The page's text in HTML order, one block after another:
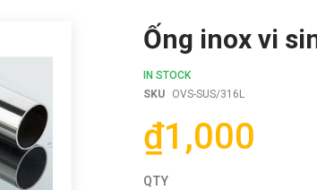
Ống inox vi
IN STOCK
SKU
OVS-SUS/316L
₫1,000
QTY